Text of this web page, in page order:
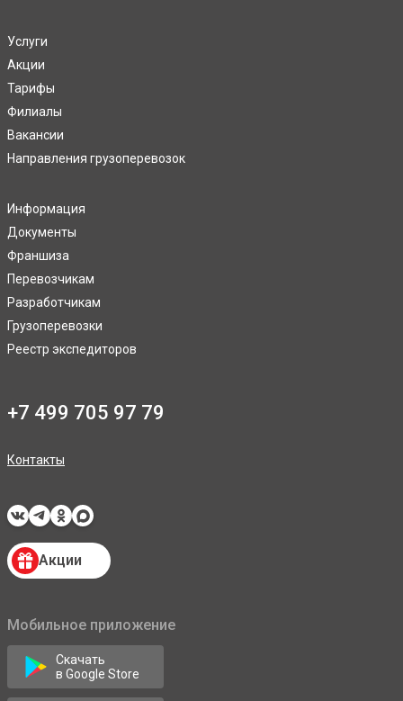
Услуги
Акции
Тарифы
Филиалы
Вакансии
Направления грузоперевозок
Информация
Документы
Франшиза
Перевозчикам
Разработчикам
Грузоперевозки
Реестр экспедиторов
+7 499 705 97 79
Контакты
Акции
Мобильное приложение
Скачать
в Google Store